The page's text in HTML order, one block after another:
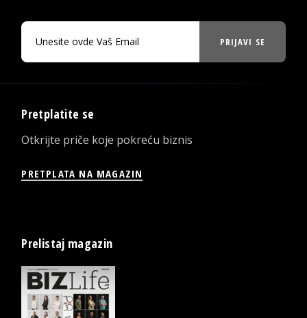
PRIJAVI SE
Pretplatite se
Otkrijte priče koje pokreću biznis
PRETPLATA NA MAGAZIN
Prelistaj magazin